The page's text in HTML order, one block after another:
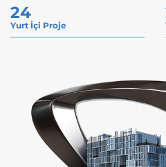
24
Yurt İçi Proje